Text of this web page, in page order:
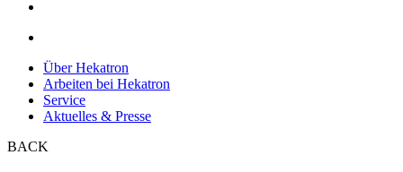
Über Hekatron
Arbeiten bei Hekatron
Service
Aktuelles & Presse
BACK